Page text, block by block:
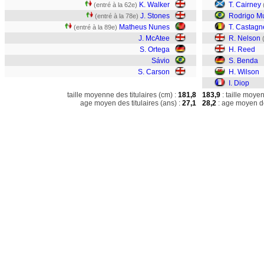
(entré à la 62e) K. Walker
(entré à la 78e) J. Stones
(entré à la 89e) Matheus Nunes
J. McAtee
S. Ortega
Sávio
S. Carson
T. Cairney
Rodrigo
T.
R. Nelson
H. Reed
S. Benda
H. Wilson
I. Diop
taille moyenne des titulaires (cm) : 181,8
age moyen des titulaires (ans) : 27,1
183,9 : taille
28,2 : age moyen